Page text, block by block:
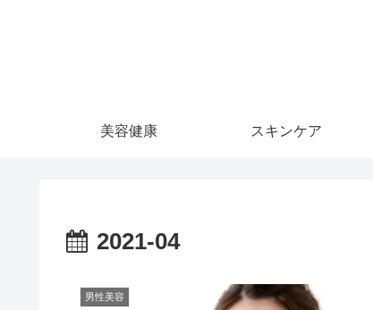
美容健康 スキンケア
2021-04
男性美容